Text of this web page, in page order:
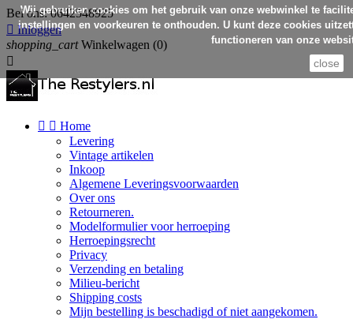
Bel ons:0642548925
 Inloggen
shopping_cart Winkelwagen (0)

  Home
Levering
Vintage artikelen
Inkoop
Algemene Leveringsvoorwaarden
Over ons
Retourneren.
Modelformulier voor herroeping
Herroepingsrecht
Privacy
Verzending en betaling
Milieu-bericht
Shipping costs
Mijn bestelling is beschadigd of niet aangekomen.
Wij gebruiken cookies om het gebruik van onze webwinkel te
instellingen en voorkeuren te onthouden. U kunt deze cookies
functioneren van onze
close